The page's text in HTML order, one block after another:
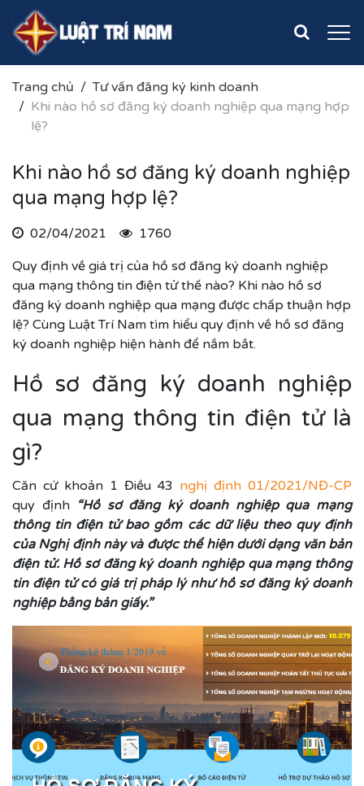
Trang chủ
Tư vấn đăng ký kinh doanh
Khi nào hồ sơ đăng ký doanh nghiệp qua mạng hợp
lệ?
Khi nào hồ sơ đăng ký doanh nghiệp
qua mạng hợp lệ?
02/04/2021
1760
Quy định về giá trị của hồ sơ đăng ký doanh nghiệp
qua mạng thông tin điện tử thế nào? Khi nào hồ sơ
đăng ký doanh nghiệp qua mạng được chấp thuận hợp
lệ? Cùng Luật Trí Nam tìm hiểu quy định về hồ sơ đăng
ký doanh nghiệp hiện hành để nắm bắt.
Hồ sơ đăng ký doanh nghiệp
qua mạng thông tin điện tử là
gì?
Căn cứ khoản 1 Điều 43 nghị định 01/2021/NĐ-CP
quy định “Hồ sơ đăng ký doanh nghiệp qua mạng
thông tin điện tử bao gồm các dữ liệu theo quy định
của Nghị định này và được thể hiện dưới dạng văn bản
điện tử. Hồ sơ đăng ký doanh nghiệp qua mạng thông
tin điện tử có giá trị pháp lý như hồ sơ đăng ký doanh
nghiệp bằng bản giấy.”